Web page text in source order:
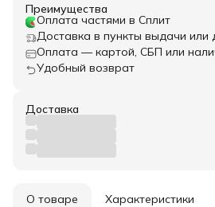
Преимущества
Оплата частями в Сплит
Доставка в пункты выдачи или
Оплата — картой, СБП или
Удобный возврат
Доставка
О товаре Характеристики